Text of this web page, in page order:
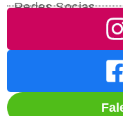
Redes Socias